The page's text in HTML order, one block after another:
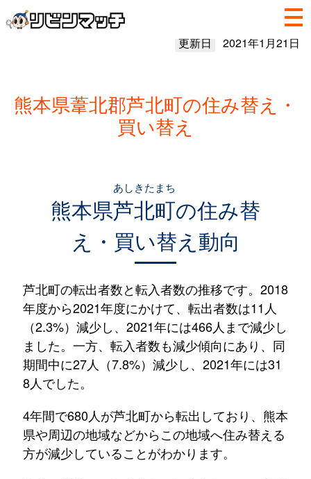
更新日 2021年1月21日
熊本県葦北郡芦北町の住み替え・
買い替え
熊本県芦北町
あしきたまち
の住み替
え・買い替え動向
芦北町の転出者数と転入者数の推移です。2018
年度から2021年度にかけて、転出者数は11人
（2.3%）減少し、2021年には466人まで減少し
ました。一方、転入者数も減少傾向にあり、同
期間中に27人（7.8%）減少し、2021年には31
8人でした。
4年間で680人が芦北町から転出しており、熊本
県や周辺の地域などからこの地域へ住み替える
方が減少していることがわかります。